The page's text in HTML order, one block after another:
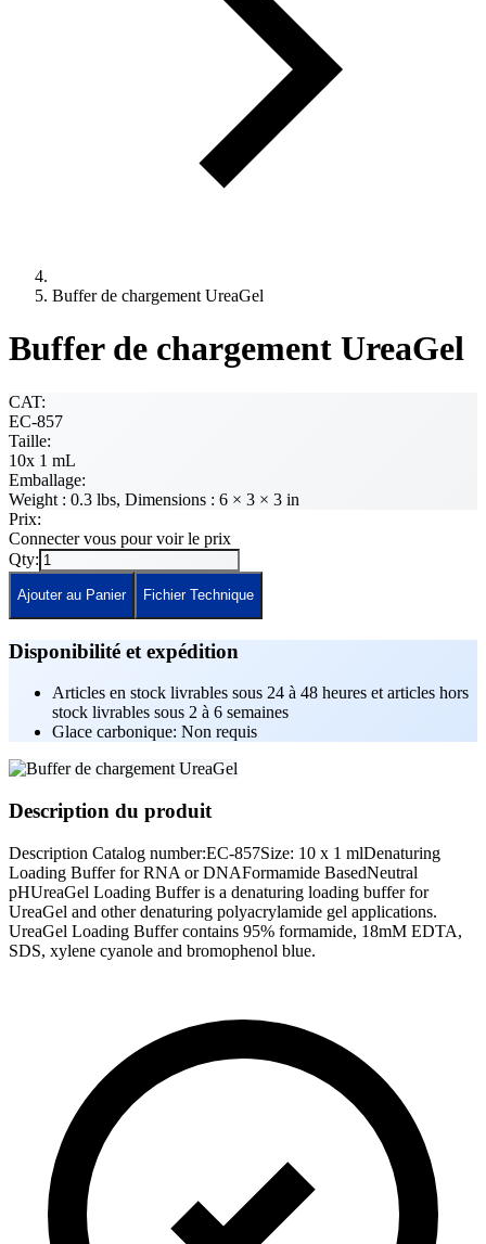
Buffer de chargement UreaGel
Buffer de chargement UreaGel
CAT:
EC-857
Taille:
10x 1 mL
Emballage:
Weight : 0.3 lbs, Dimensions : 6 × 3 × 3 in
Prix:
Connecter vous pour voir le prix
Qty:
Ajouter au Panier Fichier Technique
Disponibilité et expédition
Articles en stock livrables sous 24 à 48 heures et articles hors
stock livrables sous 2 à 6 semaines
Glace carbonique: Non requis
Description du produit
Description Catalog number:EC-857Size: 10 x 1 mlDenaturing
Loading Buffer for RNA or DNAFormamide BasedNeutral
pHUreaGel Loading Buffer is a denaturing loading buffer for
UreaGel and other denaturing polyacrylamide gel applications.
UreaGel Loading Buffer contains 95% formamide, 18mM EDTA,
SDS, xylene cyanole and bromophenol blue.